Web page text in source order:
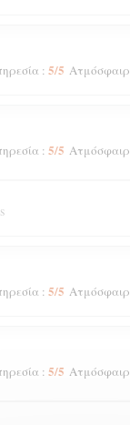
: 5/5
: 5/5
: 5/5
: 5/5